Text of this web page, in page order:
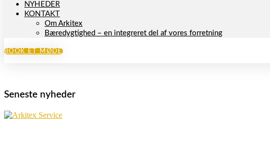
NYHEDER
KONTAKT
Om Arkitex
Bæredygtighed – en integreret del af vores forretning
BOOK ET MØDE
Seneste nyheder